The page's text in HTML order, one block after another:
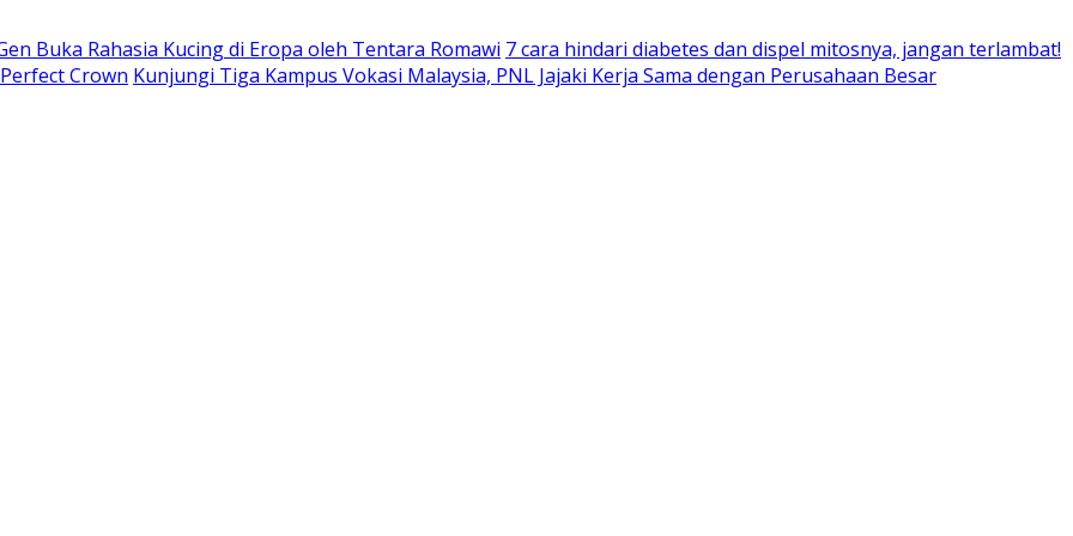
Buka Rahasia Kucing di Eropa oleh Tentara Romawi 7 cara hindari diabetes dan dispel mitosnya, jangan terlambat!
Crown Kunjungi Tiga Kampus Vokasi Malaysia, PNL Jajaki Kerja Sama dengan Perusahaan Besar